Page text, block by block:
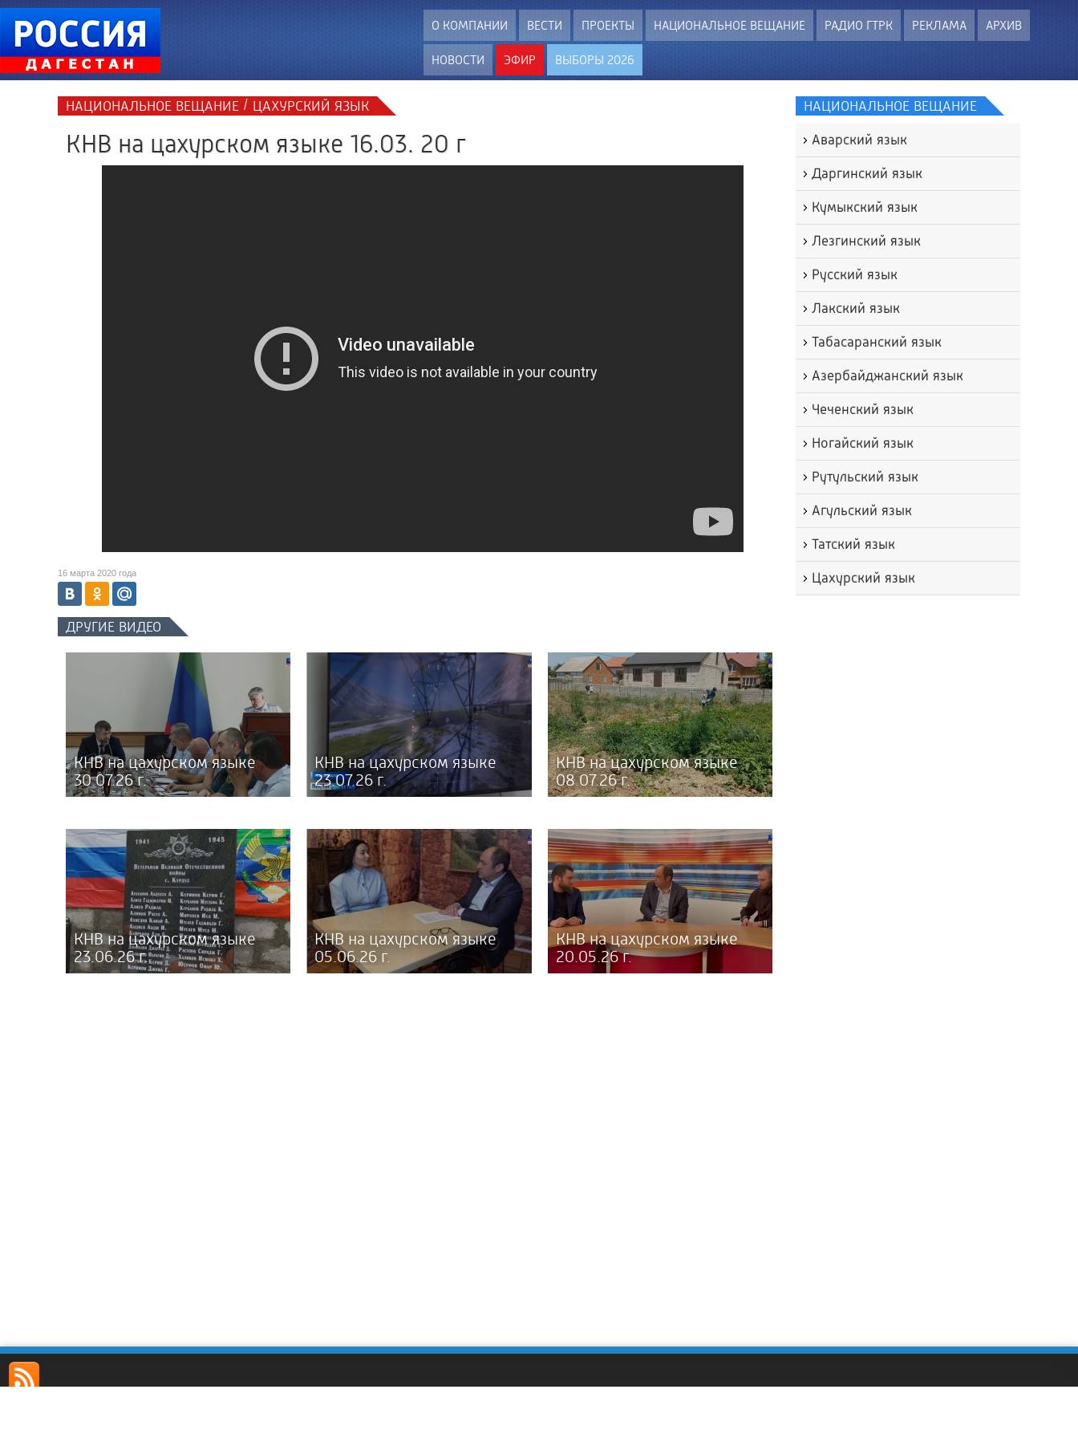
О КОМПАНИИ ВЕСТИ ПРОЕКТЫ НАЦИОНАЛЬНОЕ ВЕЩАНИЕ РАДИО ГТРК РЕКЛАМА АРХИВ
НОВОСТИ ЭФИР ВЫБОРЫ 2026
НАЦИОНАЛЬНОЕ ВЕЩАНИЕ
Аварский язык
Даргинский язык
Кумыкский язык
Лезгинский язык
Русский язык
Лакский язык
Табасаранский язык
Азербайджанский язык
Чеченский язык
Ногайский язык
Рутульский язык
Агульский язык
Татский язык
Цахурский язык
НАЦИОНАЛЬНОЕ ВЕЩАНИЕ / ЦАХУРСКИЙ ЯЗЫК
КНВ на цахурском языке 16.03. 20 г
16 марта 2020 года
ДРУГИЕ ВИДЕО
КНВ на цахурском языке
30.07.26 г.
КНВ на цахурском языке
23.07.26 г.
КНВ на цахурском языке
08.07.26 г.
КНВ на цахурском языке
23.06.26 г.
КНВ на цахурском языке
05.06.26 г.
КНВ на цахурском языке
20.05.26 г.